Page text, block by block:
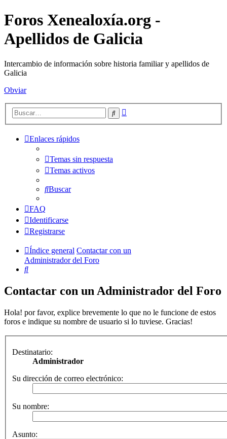
Foros Xenealoxía.org -
Apellidos de Galicia
Intercambio de información sobre historia familiar y apellidos de
Galicia
Obviar
Buscar
Enlaces rápidos
Temas sin respuesta
Temas activos
Buscar
FAQ
Identificarse
Registrarse
Índice general Contactar con un
Administrador del Foro
Buscar
Contactar con un Administrador del Foro
Hola! por favor, explice brevemente lo que no le funcione de estos
foros e indique su nombre de usuario si lo tuviese. Gracias!
Destinatario:
Administrador
Su dirección de correo electrónico:
Su nombre:
Asunto: